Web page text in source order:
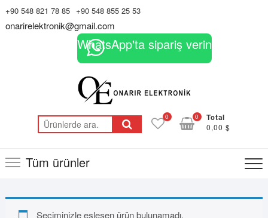
Skip
+90 548 821 78 85 +90 548 855 25 53
onarirelektronik@gmail.com
WhatsApp'ta sipariş verin
Ara: 0 Total
0,00 $
0
Tüm ürünler
Seçiminizle eşleşen ürün bulunamadı.